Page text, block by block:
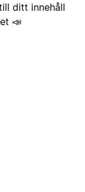
ditt innehåll
📣